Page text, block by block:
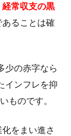
経常収支の黒
あることは確
少の赤字なら
インフレを抑
ものです。
をまい進さ